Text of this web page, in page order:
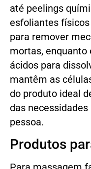
até peelings
esfoliantes
para remover
mortas, enquanto
ácidos para
mantêm as
do produto ideal
das
pessoa.
Produtos